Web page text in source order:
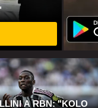
A RBN: "KOLO